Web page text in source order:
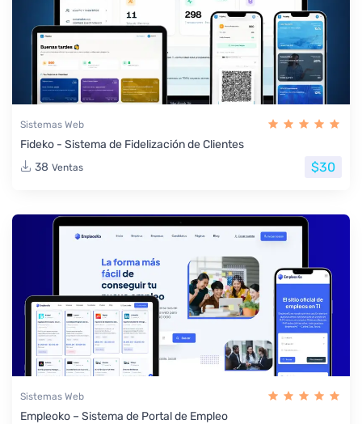
Sistemas Web
Fideko - Sistema de Fidelización de Clientes
38 Ventas $30
Sistemas Web
Empleoko – Sistema de Portal de Empleo